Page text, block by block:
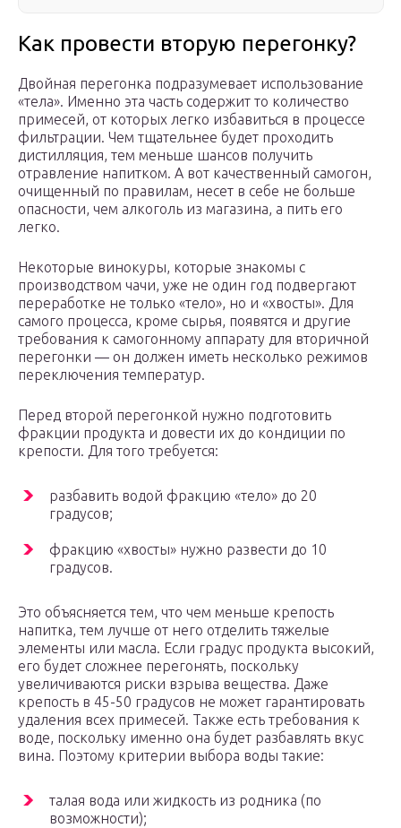
Как провести вторую перегонку?
Двойная перегонка подразумевает использование
«тела». Именно эта часть содержит то количество
примесей, от которых легко избавиться в процессе
фильтрации. Чем тщательнее будет проходить
дистилляция, тем меньше шансов получить
отравление напитком. А вот качественный самогон,
очищенный по правилам, несет в себе не больше
опасности, чем алкоголь из магазина, а пить его
легко.
Некоторые винокуры, которые знакомы с
производством чачи, уже не один год подвергают
переработке не только «тело», но и «хвосты». Для
самого процесса, кроме сырья, появятся и другие
требования к самогонному аппарату для вторичной
перегонки — он должен иметь несколько режимов
переключения температур.
Перед второй перегонкой нужно подготовить
фракции продукта и довести их до кондиции по
крепости. Для того требуется:
разбавить водой фракцию «тело» до 20
градусов;
фракцию «хвосты» нужно развести до 10
градусов.
Это объясняется тем, что чем меньше крепость
напитка, тем лучше от него отделить тяжелые
элементы или масла. Если градус продукта высокий,
его будет сложнее перегонять, поскольку
увеличиваются риски взрыва вещества. Даже
крепость в 45-50 градусов не может гарантировать
удаления всех примесей. Также есть требования к
воде, поскольку именно она будет разбавлять вкус
вина. Поэтому критерии выбора воды такие:
талая вода или жидкость из родника (по
возможности);